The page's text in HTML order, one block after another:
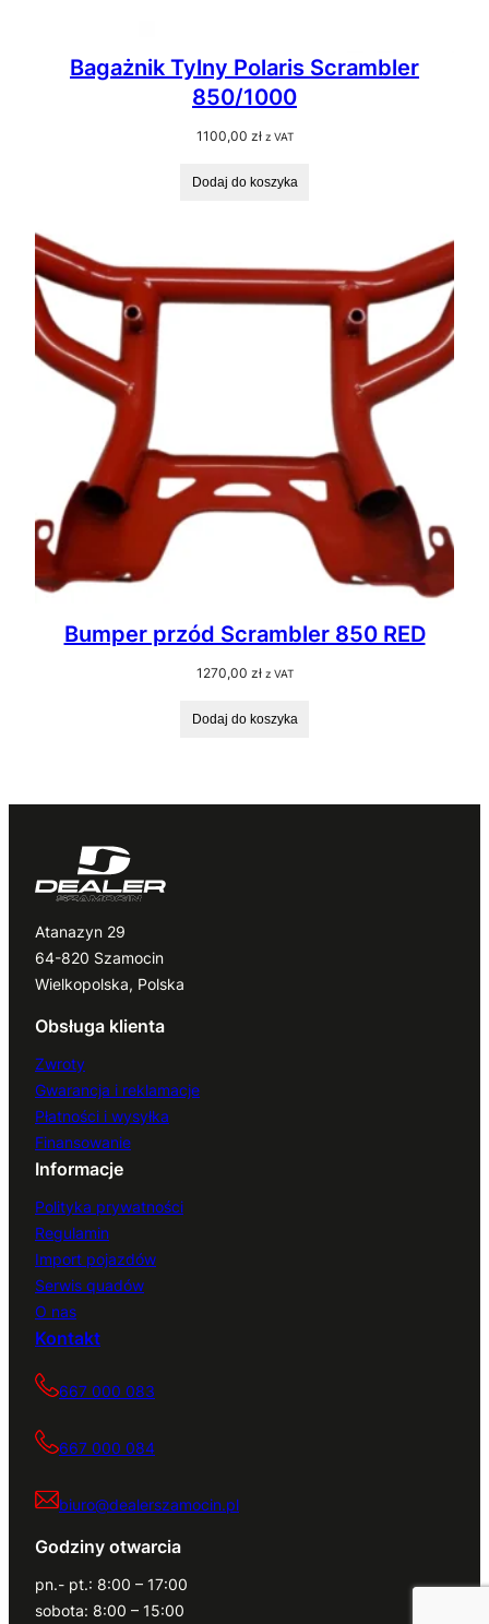
Bagażnik Tylny Polaris Scrambler
850/1000
1100,00 zł z VAT
Dodaj do koszyka
Bumper przód Scrambler 850 RED
1270,00 zł z VAT
Dodaj do koszyka
Atanazyn 29
64-820 Szamocin
Wielkopolska, Polska
Obsługa klienta
Zwroty
Gwarancja i reklamacje
Płatności i wysyłka
Finansowanie
Informacje
Polityka prywatności
Regulamin
Import pojazdów
Serwis quadów
O nas
Kontakt
667 000 083
667 000 084
biuro@dealerszamocin.pl
Godziny otwarcia
pn.- pt.: 8:00 – 17:00
sobota: 8:00 – 15:00